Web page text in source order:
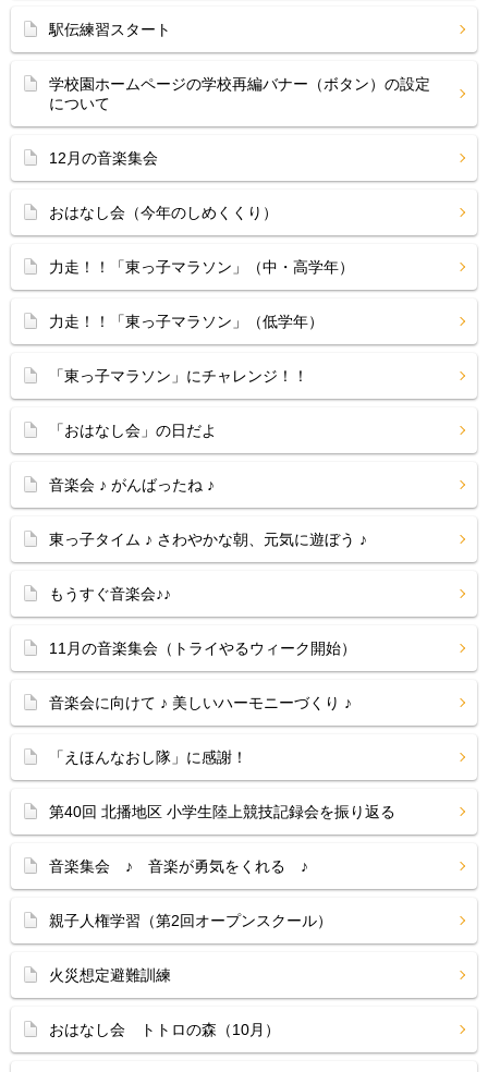
駅伝練習スタート
学校園ホームページの学校再編バナー（ボタン）の設定
について
12月の音楽集会
おはなし会（今年のしめくくり）
力走！！「東っ子マラソン」（中・高学年）
力走！！「東っ子マラソン」（低学年）
「東っ子マラソン」にチャレンジ！！
「おはなし会」の日だよ
音楽会 ♪ がんばったね ♪
東っ子タイム ♪ さわやかな朝、元気に遊ぼう ♪
もうすぐ音楽会♪♪
11月の音楽集会（トライやるウィーク開始）
音楽会に向けて ♪ 美しいハーモニーづくり ♪
「えほんなおし隊」に感謝！
第40回 北播地区 小学生陸上競技記録会を振り返る
音楽集会 ♪ 音楽が勇気をくれる ♪
親子人権学習（第2回オープンスクール）
火災想定避難訓練
おはなし会 トトロの森（10月）